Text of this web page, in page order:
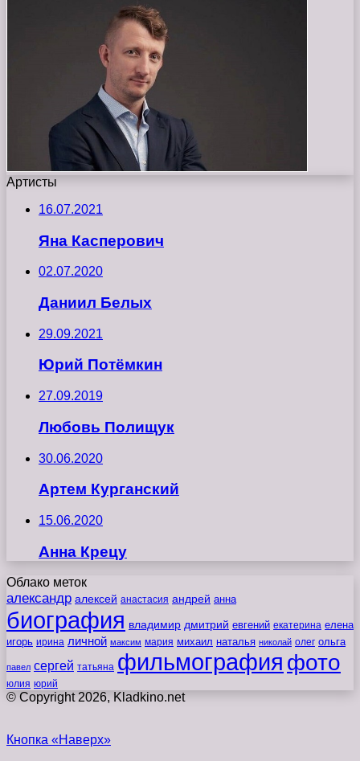
Артисты
16.07.2021
Яна Касперович
02.07.2020
Даниил Белых
29.09.2021
Юрий Потёмкин
27.09.2019
Любовь Полищук
30.06.2020
Артем Курганский
15.06.2020
Анна Крецу
Облако меток
александр алексей анастасия андрей анна
биография владимир дмитрий евгений екатерина елена
игорь ирина личной максим мария михаил наталья николай олег ольга
павел сергей татьяна фильмография фото
юлия юрий
© Copyright 2026, Kladkino.net
Кнопка «Наверх»